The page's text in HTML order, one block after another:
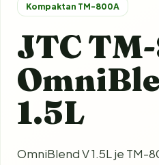
Kompaktan TM-800A
JTC
1.5L
OmniBlend V 1.5L je TM-